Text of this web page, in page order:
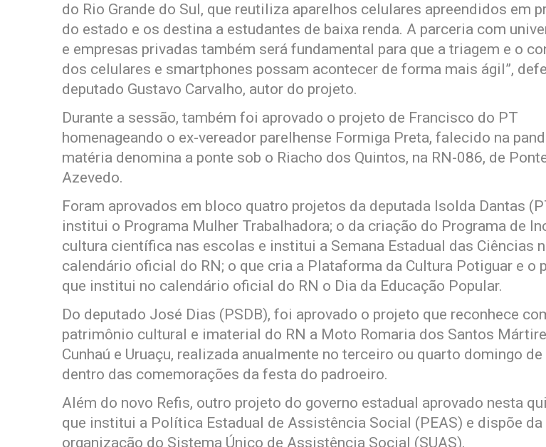
do Rio Grande do Sul, que reutiliza aparelhos celulares apreendidos em
do estado e os destina a estudantes de baixa renda. A parceria com
e empresas privadas também será fundamental para que a triagem e o
dos celulares e smartphones possam acontecer de forma mais ágil”,
deputado Gustavo Carvalho, autor do projeto.
Durante a sessão, também foi aprovado o projeto de Francisco do PT
homenageando o ex-vereador parelhense Formiga Preta, falecido na
matéria denomina a ponte sob o Riacho dos Quintos, na RN-086, de
Azevedo.
Foram aprovados em bloco quatro projetos da deputada Isolda Dantas
institui o Programa Mulher Trabalhadora; o da criação do Programa de
cultura científica nas escolas e institui a Semana Estadual das Ciências
calendário oficial do RN; o que cria a Plataforma da Cultura Potiguar e o
que institui no calendário oficial do RN o Dia da Educação Popular.
Do deputado José Dias (PSDB), foi aprovado o projeto que reconhece
patrimônio cultural e imaterial do RN a Moto Romaria dos Santos
Cunhaú e Uruaçu, realizada anualmente no terceiro ou quarto domingo
dentro das comemorações da festa do padroeiro.
Além do novo Refis, outro projeto do governo estadual aprovado nesta
que institui a Política Estadual de Assistência Social (PEAS) e dispõe da
organização do Sistema Único de Assistência Social (SUAS).